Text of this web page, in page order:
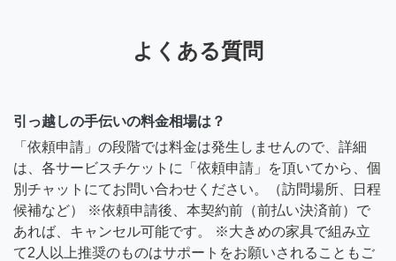
よくある質問
引っ越しの手伝いの料金相場は？
「依頼申請」の段階では料金は発生しませんので、詳細
は、各サービスチケットに「依頼申請」を頂いてから、個
別チャットにてお問い合わせください。（訪問場所、日程
候補など） ※依頼申請後、本契約前（前払い決済前）で
あれば、キャンセル可能です。 ※大きめの家具で組み立
て2人以上推奨のものはサポートをお願いされることもご